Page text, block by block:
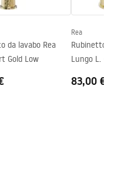
da lavabo Rea
Gold Low
Rea
Rubinetto
Lungo L.
83,00 €